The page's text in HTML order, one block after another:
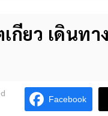
ยว เดินทา
Facebook